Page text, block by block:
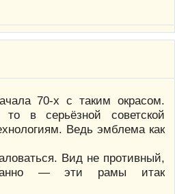
70-х с таким окрасом.
в серьёзной советской
Ведь эмблема как
Вид не противный,
— эти рамы итак